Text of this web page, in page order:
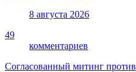
8 августа 2026
49
комментариев
Согласованный митинг